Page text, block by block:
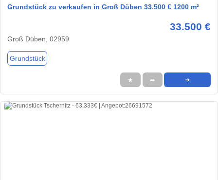
Grundstück zu verkaufen in Groß Düben 33.500 € 1200 m²
33.500 €
Groß Düben, 02959
Grundstück
★ ➦ ➜